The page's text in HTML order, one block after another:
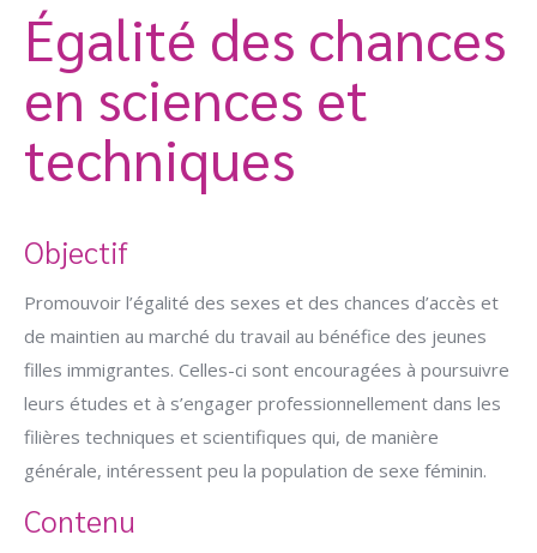
Égalité des chances
en sciences et
techniques
Objectif
Promouvoir l’égalité des sexes et des chances d’accès et
de maintien au marché du travail au bénéfice des jeunes
filles immigrantes. Celles-ci sont encouragées à poursuivre
leurs études et à s’engager professionnellement dans les
filières techniques et scientifiques qui, de manière
générale, intéressent peu la population de sexe féminin.
Contenu